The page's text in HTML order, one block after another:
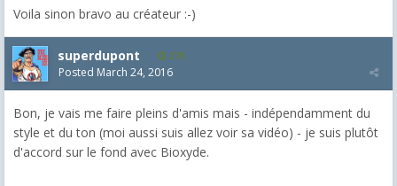
Voila sinon bravo au créateur :-)
superdupont 270
Posted March 24, 2016
Bon, je vais me faire pleins d'amis mais - indépendamment du
style et du ton (moi aussi suis allez voir sa vidéo) - je suis plutôt
d'accord sur le fond avec Bioxyde.